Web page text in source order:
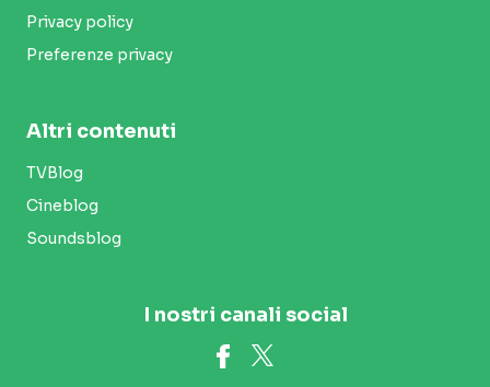
Privacy policy
Preferenze privacy
Altri contenuti
TVBlog
Cineblog
Soundsblog
I nostri canali social